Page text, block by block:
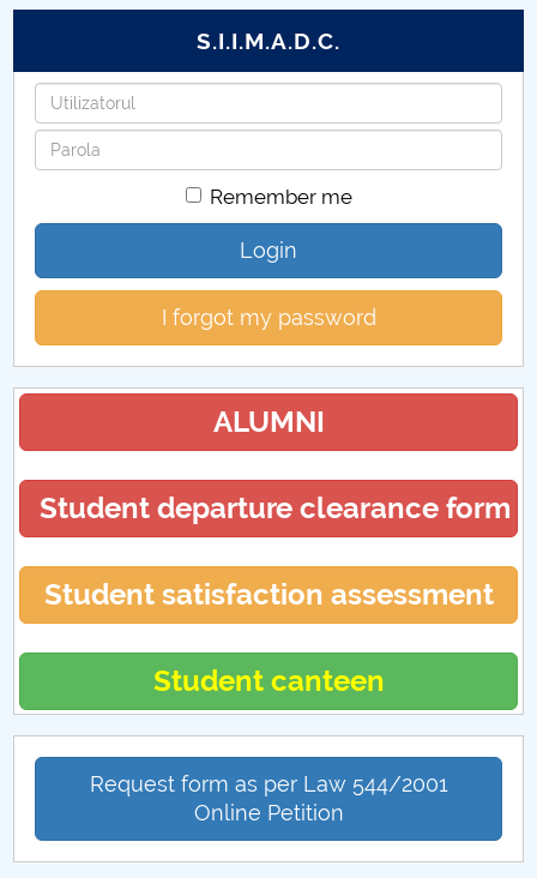
Admitere 2026-2027
Comisia de evaluare și asigurarea calității
Regulamente/Metodologii/Proceduri
COLEGTER-UPIT
Contact COLEGTER-UPIT
Evenimente CTN
S.I.I.M.A.D.C.
Username
Password
Remember me
Login
I forgot my password
ALUMNI
Student departure clearance form
Student satisfaction assessment
Student canteen
Request form as per Law 544/2001
Online Petition